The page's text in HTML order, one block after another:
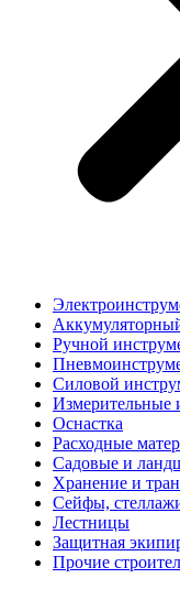
Ручной
Силовой
Измерительные
Оснастка
Расходные
Садовые и
Хранение и
Сейфы,
Лестницы
Защитная
Прочие